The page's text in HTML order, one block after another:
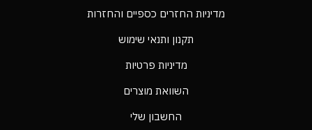
מדיניות החזרים כספיים והחזרות
תקנון ותנאי שימוש
מדיניות פרטיות
השוואת מוצרים
החשבון שלי